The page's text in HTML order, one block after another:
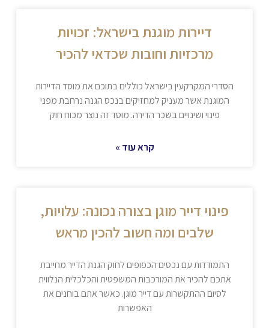
דיירות מוגנת בישראל: זכויות
מרכזיות וחובות שכדאי להכיר
הסדרי המקרקעין בישראל כוללים בתוכם את מוסד הדיירות
המוגנת אשר מעניק למחזיקים בנכס הגנה נרחבת מפני
פינוי ושינויים בשכר הדירה. מוסד זה נוצר מכוח חוק
קרא עוד »
פינוי דייר מוגן בצורה נכונה: עלויות,
שלבים ומה חשוב להכין מראש
התמודדות עם נכסים הכפופים לחוק הגנת הדייר מחייבת
אתכם להכיר את המורכבות המשפטית והכלכלית הנלווית
לסיום ההתקשרות עם דייר מוגן. כאשר אתם בוחנים את
האפשרות